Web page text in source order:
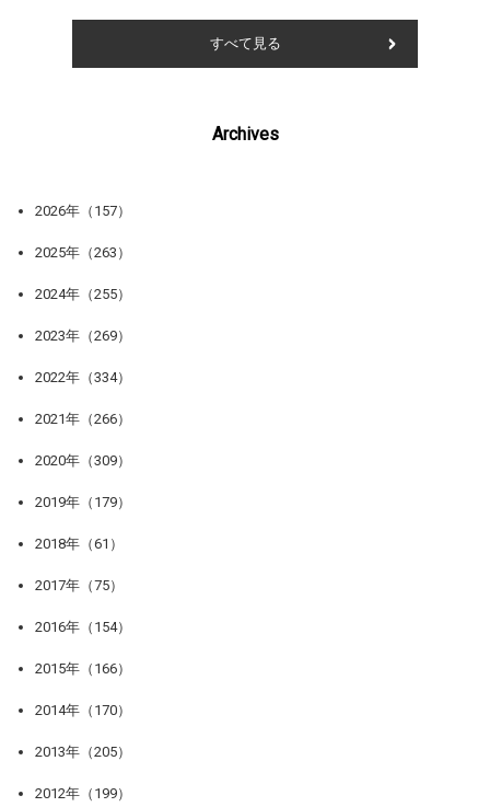
すべて見る
Archives
2026年（157）
2025年（263）
2024年（255）
2023年（269）
2022年（334）
2021年（266）
2020年（309）
2019年（179）
2018年（61）
2017年（75）
2016年（154）
2015年（166）
2014年（170）
2013年（205）
2012年（199）